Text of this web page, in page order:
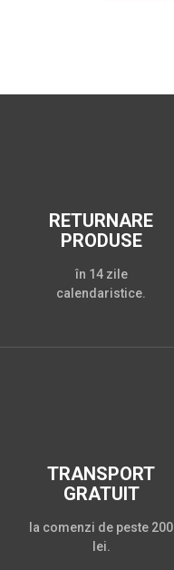
RETURNARE
PRODUSE
în 14 zile
calendaristice.
TRANSPORT
GRATUIT
la comenzi de peste 200
lei.